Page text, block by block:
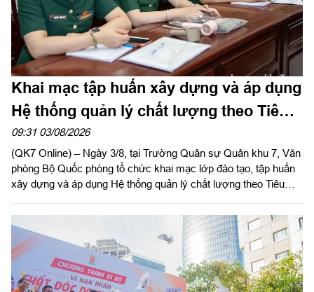
Khai mạc tập huấn xây dựng và áp dụng
Hệ thống quản lý chất lượng theo Tiêu
chuẩn quốc gia TCVN ISO 9001:2015
09:31 03/08/2026
(QK7 Online) – Ngày 3/8, tại Trường Quân sự Quân khu 7, Văn
phòng Bộ Quốc phòng tổ chức khai mạc lớp đào tạo, tập huấn
xây dựng và áp dụng Hệ thống quản lý chất lượng theo Tiêu
Nam.